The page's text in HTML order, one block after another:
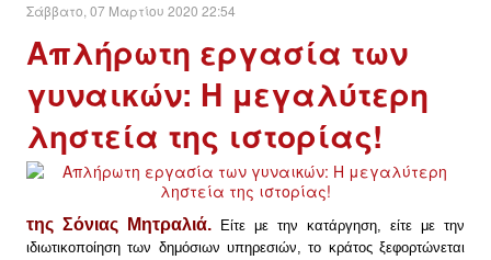
ΚΙΝΗΤΟΠΟΙΉΣΕΙΣ
ΕΙΔΉΣΕΙΣ
ΑΝΑΚΟΙΝΏΣΕΙΣ
ΑΝΑΛΎΣΕΙΣ
ΚΙΝΉΜΑΤΑ
Σάββατο, 07 Μαρτίου 2020 22:54
Απλήρωτη εργασία των
γυναικών: Η μεγαλύτερη
ληστεία της ιστορίας!
της Σόνιας Μητραλιά.
Είτε με την κατάργηση, είτε με την
ιδιωτικοποίηση των δημόσιων υπηρεσιών, το κράτος ξεφορτώνεται